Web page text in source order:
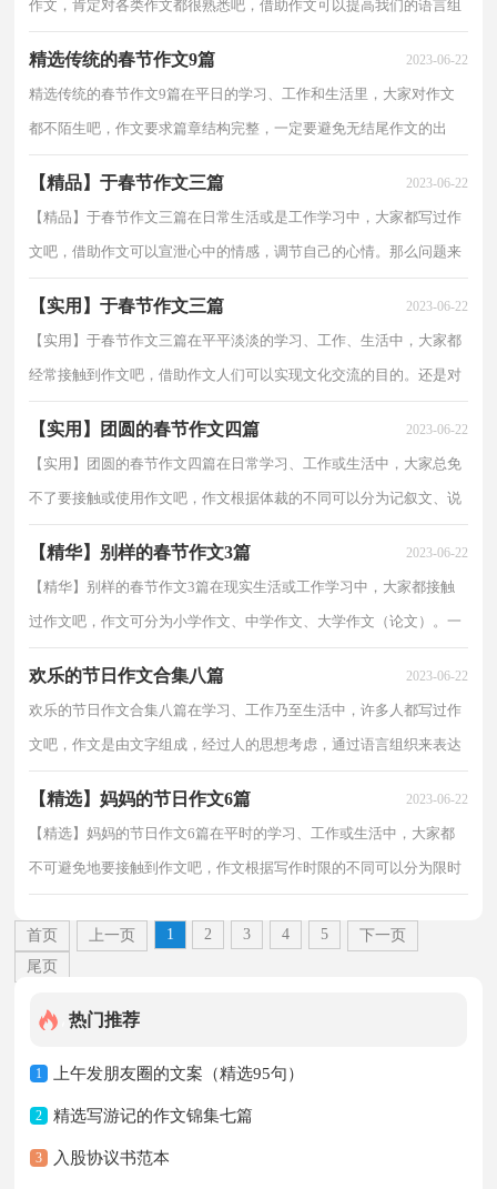
作文，肯定对各类作文都很熟悉吧，借助作文可以提高我们的语言组
精选传统的春节作文9篇 2023-06-22
精选传统的春节作文9篇在平日的学习、工作和生活里，大家对作文
都不陌生吧，作文要求篇章结构完整，一定要避免无结尾作文的出
【精品】于春节作文三篇 2023-06-22
【精品】于春节作文三篇在日常生活或是工作学习中，大家都写过作
文吧，借助作文可以宣泄心中的情感，调节自己的心情。那么问题来
【实用】于春节作文三篇 2023-06-22
【实用】于春节作文三篇在平平淡淡的学习、工作、生活中，大家都
经常接触到作文吧，借助作文人们可以实现文化交流的目的。还是对
【实用】团圆的春节作文四篇 2023-06-22
【实用】团圆的春节作文四篇在日常学习、工作或生活中，大家总免
不了要接触或使用作文吧，作文根据体裁的不同可以分为记叙文、说
【精华】别样的春节作文3篇 2023-06-22
【精华】别样的春节作文3篇在现实生活或工作学习中，大家都接触
过作文吧，作文可分为小学作文、中学作文、大学作文（论文）。一
欢乐的节日作文合集八篇 2023-06-22
欢乐的节日作文合集八篇在学习、工作乃至生活中，许多人都写过作
文吧，作文是由文字组成，经过人的思想考虑，通过语言组织来表达
【精选】妈妈的节日作文6篇 2023-06-22
【精选】妈妈的节日作文6篇在平时的学习、工作或生活中，大家都
不可避免地要接触到作文吧，作文根据写作时限的不同可以分为限时
首页
上一页 1 2 3 4 5
下一页
尾页
热门推荐
1 上午发朋友圈的文案（精选95句）
2 精选写游记的作文锦集七篇
3 入股协议书范本